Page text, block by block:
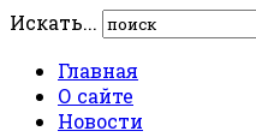
Искать...
Главная
О сайте
Новости